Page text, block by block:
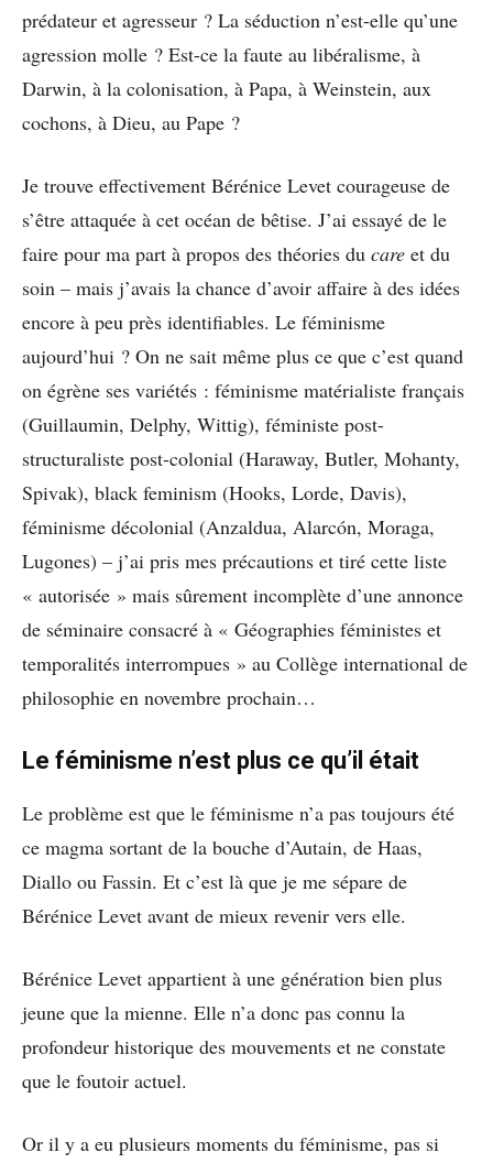
prédateur et agresseur ? La séduction n’est-elle qu’une
agression molle ? Est-ce la faute au libéralisme, à
Darwin, à la colonisation, à Papa, à Weinstein, aux
cochons, à Dieu, au Pape ?
Je trouve effectivement Bérénice Levet courageuse de
s’être attaquée à cet océan de bêtise. J’ai essayé de le
faire pour ma part à propos des théories du care et du
soin – mais j’avais la chance d’avoir affaire à des idées
encore à peu près identifiables. Le féminisme
aujourd’hui ? On ne sait même plus ce que c’est quand
on égrène ses variétés : féminisme matérialiste français
(Guillaumin, Delphy, Wittig), féministe post-
structuraliste post-colonial (Haraway, Butler, Mohanty,
Spivak), black feminism (Hooks, Lorde, Davis),
féminisme décolonial (Anzaldua, Alarcón, Moraga,
Lugones) – j’ai pris mes précautions et tiré cette liste
« autorisée » mais sûrement incomplète d’une annonce
de séminaire consacré à « Géographies féministes et
temporalités interrompues » au Collège international de
philosophie en novembre prochain…
Le féminisme n’est plus ce qu’il était
Le problème est que le féminisme n’a pas toujours été
ce magma sortant de la bouche d’Autain, de Haas,
Diallo ou Fassin. Et c’est là que je me sépare de
Bérénice Levet avant de mieux revenir vers elle.
Bérénice Levet appartient à une génération bien plus
jeune que la mienne. Elle n’a donc pas connu la
profondeur historique des mouvements et ne constate
que le foutoir actuel.
Or il y a eu plusieurs moments du féminisme, pas si